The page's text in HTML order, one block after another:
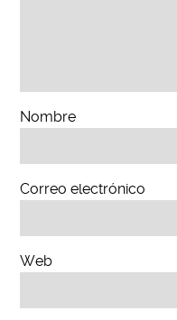
Nombre
Correo electrónico
Web